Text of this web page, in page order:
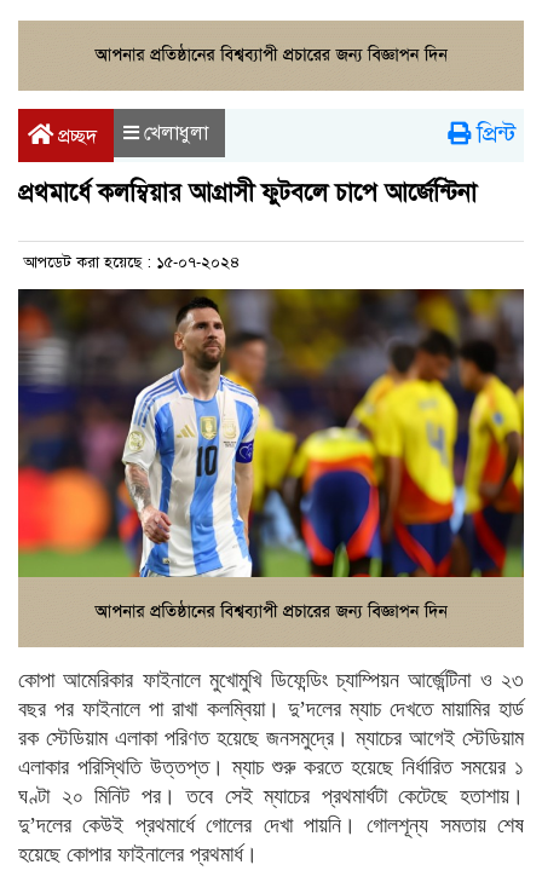
প্রচ্ছদ খেলাধুলা প্রিন্ট
প্রথমার্ধে কলম্বিয়ার আগ্রাসী ফুটবলে চাপে আর্জেন্টিনা
আপডেট করা হয়েছে : ১৫-০৭-২০২৪
কোপা আমেরিকার ফাইনালে মুখোমুখি ডিফেন্ডিং চ্যাম্পিয়ন আর্জেন্টিনা ও ২৩
বছর পর ফাইনালে পা রাখা কলম্বিয়া। দু’দলের ম্যাচ দেখতে মায়ামির হার্ড
রক স্টেডিয়াম এলাকা পরিণত হয়েছে জনসমুদ্রে। ম্যাচের আগেই স্টেডিয়াম
এলাকার পরিস্থিতি উত্তপ্ত। ম্যাচ শুরু করতে হয়েছে নির্ধারিত সময়ের ১
ঘণ্টা ২০ মিনিট পর। তবে সেই ম্যাচের প্রথমার্ধটা কেটেছে হতাশায়।
দু’দলের কেউই প্রথমার্ধে গোলের দেখা পায়নি। গোলশূন্য সমতায় শেষ
হয়েছে কোপার ফাইনালের প্রথমার্ধ।